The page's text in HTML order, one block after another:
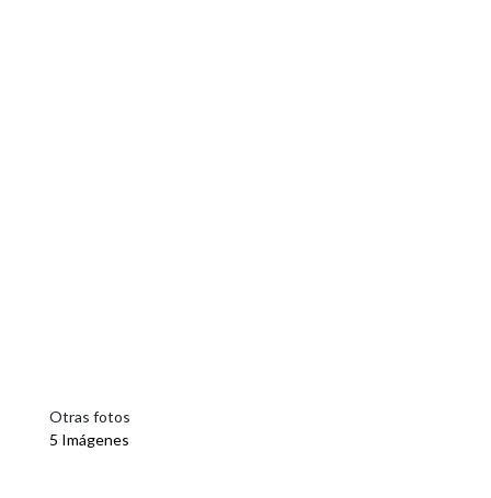
Otras fotos
5 Imágenes